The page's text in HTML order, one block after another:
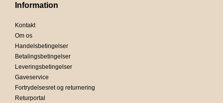
Information
Kontakt
Om os
Handelsbetingelser
Betalingsbetingelser
Leveringsbetingelser
Gaveservice
Fortrydelsesret og returnering
Returportal